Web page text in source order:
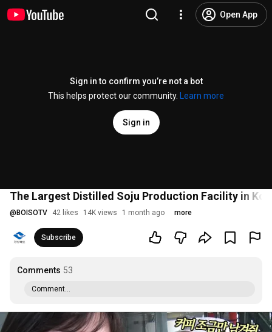
Open App
Sign in to confirm you’re not a bot
This helps protect our community.
Learn more
Sign in
The Largest Distilled Soju Production Facility in
@ BOISOTV 42 likes 14K views 1 month ago more
Subscribe
Comments 53
Comment...